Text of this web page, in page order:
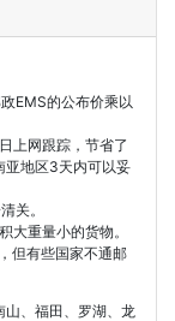
EMS的公布价乘以
上网跟踪，节省了
亚地区3天内可以妥
关。
重量小的货物。
但有些国家不通邮
山、福田、罗湖、龙